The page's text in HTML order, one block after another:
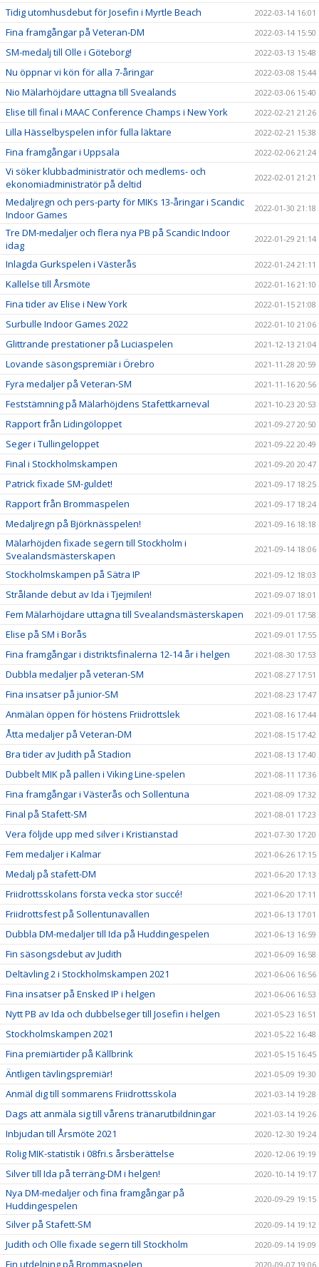
Tidig utomhusdebut för Josefin i Myrtle Beach 2022-03-14 16:01
Fina framgångar på Veteran-DM 2022-03-14 15:50
SM-medalj till Olle i Göteborg! 2022-03-13 15:48
Nu öppnar vi kön för alla 7-åringar 2022-03-08 15:44
Nio Mälarhöjdare uttagna till Svealands 2022-03-06 15:40
Elise till final i MAAC Conference Champs i New York 2022-02-21 21:26
Lilla Hässelbyspelen inför fulla läktare 2022-02-21 15:38
Fina framgångar i Uppsala 2022-02-06 21:24
Vi söker klubbadministratör och medlems- och
ekonomiadministratör på deltid
2022-02-01 21:21
Medaljregn och pers-party för MIKs 13-åringar i Scandic
Indoor Games
2022-01-30 21:18
Tre DM-medaljer och flera nya PB på Scandic Indoor
idag
2022-01-29 21:14
Inlagda Gurkspelen i Västerås 2022-01-24 21:11
Kallelse till Årsmöte 2022-01-16 21:10
Fina tider av Elise i New York 2022-01-15 21:08
Surbulle Indoor Games 2022 2022-01-10 21:06
Glittrande prestationer på Luciaspelen 2021-12-13 21:04
Lovande säsongspremiär i Örebro 2021-11-28 20:59
Fyra medaljer på Veteran-SM 2021-11-16 20:56
Feststämning på Mälarhöjdens Stafettkarneval 2021-10-23 20:53
Rapport från Lidingöloppet 2021-09-27 20:50
Seger i Tullingeloppet 2021-09-22 20:49
Final i Stockholmskampen 2021-09-20 20:47
Patrick fixade SM-guldet! 2021-09-17 18:25
Rapport från Brommaspelen 2021-09-17 18:24
Medaljregn på Björknässpelen! 2021-09-16 18:18
Mälarhöjden fixade segern till Stockholm i
Svealandsmästerskapen
2021-09-14 18:06
Stockholmskampen på Sätra IP 2021-09-12 18:03
Strålande debut av Ida i Tjejmilen! 2021-09-07 18:01
Fem Mälarhöjdare uttagna till Svealandsmästerskapen 2021-09-01 17:58
Elise på SM i Borås 2021-09-01 17:55
Fina framgångar i distriktsfinalerna 12-14 år i helgen 2021-08-30 17:53
Dubbla medaljer på veteran-SM 2021-08-27 17:51
Fina insatser på junior-SM 2021-08-23 17:47
Anmälan öppen för höstens Friidrottslek 2021-08-16 17:44
Åtta medaljer på Veteran-DM 2021-08-15 17:42
Bra tider av Judith på Stadion 2021-08-13 17:40
Dubbelt MIK på pallen i Viking Line-spelen 2021-08-11 17:36
Fina framgångar i Västerås och Sollentuna 2021-08-09 17:32
Final på Stafett-SM 2021-08-01 17:23
Vera följde upp med silver i Kristianstad 2021-07-30 17:20
Fem medaljer i Kalmar 2021-06-26 17:15
Medalj på stafett-DM 2021-06-20 17:13
Friidrottsskolans första vecka stor succé! 2021-06-20 17:11
Friidrottsfest på Sollentunavallen 2021-06-13 17:01
Dubbla DM-medaljer till Ida på Huddingespelen 2021-06-13 16:59
Fin säsongsdebut av Judith 2021-06-09 16:58
Deltävling 2 i Stockholmskampen 2021 2021-06-06 16:56
Fina insatser på Ensked IP i helgen 2021-06-06 16:53
Nytt PB av Ida och dubbelseger till Josefin i helgen 2021-05-23 16:51
Stockholmskampen 2021 2021-05-22 16:48
Fina premiärtider på Källbrink 2021-05-15 16:45
Äntligen tävlingspremiär! 2021-05-09 19:30
Anmäl dig till sommarens Friidrottsskola 2021-03-14 19:28
Dags att anmäla sig till vårens tränarutbildningar 2021-03-14 19:26
Inbjudan till Årsmöte 2021 2020-12-30 19:24
Rolig MIK-statistik i 08fri.s årsberättelse 2020-12-06 19:19
Silver till Ida på terräng-DM i helgen! 2020-10-14 19:17
Nya DM-medaljer och fina framgångar på
Huddingespelen
2020-09-29 19:15
Silver på Stafett-SM 2020-09-14 19:12
Judith och Olle fixade segern till Stockholm 2020-09-14 19:09
Fin utdelning på Brommaspelen 2020-09-07 19:06